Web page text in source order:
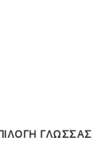
ΓΛΩΣΣΑΣ